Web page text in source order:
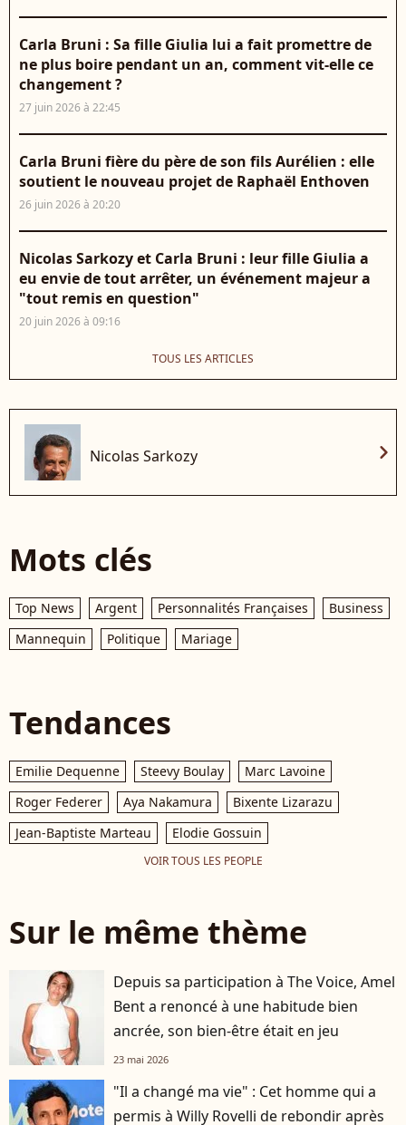
Carla Bruni : Sa fille Giulia lui a fait promettre de
ne plus boire pendant un an, comment vit-elle ce
changement ?
27 juin 2026 à 22:45
Carla Bruni fière du père de son fils Aurélien : elle
soutient le nouveau projet de Raphaël Enthoven
26 juin 2026 à 20:20
Nicolas Sarkozy et Carla Bruni : leur fille Giulia a
eu envie de tout arrêter, un événement majeur a
"tout remis en question"
20 juin 2026 à 09:16
TOUS LES ARTICLES
Nicolas Sarkozy chevron_right
Mots clés
Top News Argent Personnalités Françaises
Business
Mannequin
Politique Mariage
Tendances
Emilie Dequenne Steevy Boulay
Marc Lavoine
Roger Federer
Aya Nakamura
Bixente Lizarazu
Jean-Baptiste Marteau
Elodie Gossuin
VOIR TOUS LES PEOPLE
Sur le même thème
Depuis sa participation à The Voice, Amel
Bent a renoncé à une habitude bien
ancrée, son bien-être était en jeu
23 mai 2026
"Il a changé ma vie" : Cet homme qui a
permis à Willy Rovelli de rebondir après